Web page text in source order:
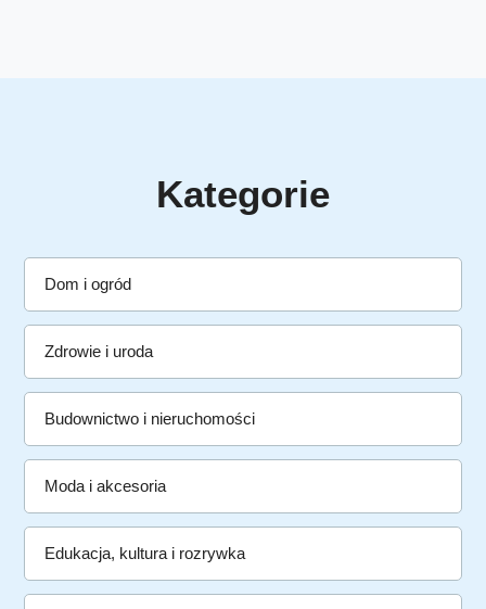
Kategorie
Dom i ogród
Zdrowie i uroda
Budownictwo i nieruchomości
Moda i akcesoria
Edukacja, kultura i rozrywka